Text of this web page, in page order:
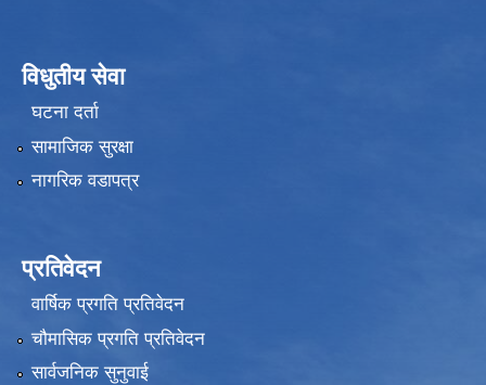
विधुतीय सेवा
घटना दर्ता
सामाजिक सुरक्षा
नागरिक वडापत्र
प्रतिवेदन
वार्षिक प्रगति प्रतिवेदन
चौमासिक प्रगति प्रतिवेदन
सार्वजनिक सुनुवाई